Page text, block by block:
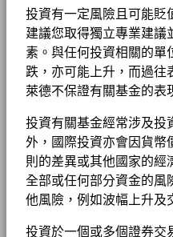
投資有一定風險且可能貶
建議您取得獨立專業建議
素。與任何投資相關的單
跌，亦可能上升，而過往
萊德不保證有關基金的表
投資有關基金經常涉及投
外，國際投資亦會因貨幣
則的差異或其他國家的經
全部或任何部分資金的風
他風險，例如波幅上升及
投資於一個或多個證券交
2016 2017 2018
年
度
報
(%)
EUR
-0.83 14.18 -18.77
參
考
標 1
4.37 12.49 -12.71
管理費 (部分基金/股份類別包括
分銷費)
最低首次投資額
收入用途
監管制度
晨星分類
交易頻率
基金以主動方式管理，而其成
途，不應視作買賣有關證券的
所示日期並可予更改。
投資或會更改
現金及衍生產品
房地產
負比重可能是因特定情況（包
差）及／或為增加或減少市場
工具（包括衍生工具）所致。
入，總額可能不等於100%。
C2
USD 47.21
1 至 10 全部: 17
除特別註明外，所有資料截至月
MSCI ESG 基金評級 (AAA-CCC)
截至 2026年7月17日
MSCI ESG 品質得分 (0-10)
基金 Lipper 全球分類
截至 2026年7月17日
MSCI 加權平均碳密度 （噸 每百
萬美元銷售額之二氧化碳等量）
截至 2026年7月17日
MSCI－核武器
截至 2026年6月30日
MSCI－民用槍械
截至 2026年6月30日
截至 2026年6月30日
MSCI－聯合國全球契約違反者
截至 2026年6月30日
MSCI－動力煤
截至 2026年6月30日
貝萊德歐元市場基
BGF股息組成資料 (
貝萊德全球基金 -
貝萊德全球基金 -
集團
工作機會
新聞中心
投資者關係
法律通知
條款及細則
私隱通知